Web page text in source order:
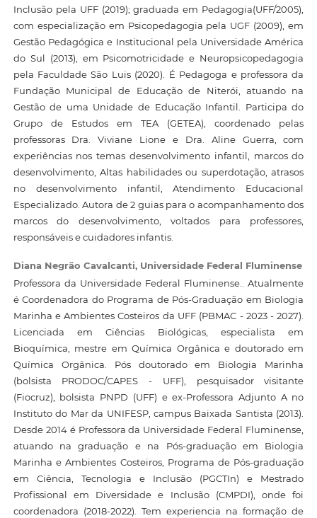
Inclusão pela UFF (2019); graduada em Pedagogia(UFF/2005),
com especialização em Psicopedagogia pela UGF (2009), em
Gestão Pedagógica e Institucional pela Universidade América
do Sul (2013), em Psicomotricidade e Neuropsicopedagogia
pela Faculdade São Luis (2020). É Pedagoga e professora da
Fundação Municipal de Educação de Niterói, atuando na
Gestão de uma Unidade de Educação Infantil. Participa do
Grupo de Estudos em TEA (GETEA), coordenado pelas
professoras Dra. Viviane Lione e Dra. Aline Guerra, com
experiências nos temas desenvolvimento infantil, marcos do
desenvolvimento, Altas habilidades ou superdotação, atrasos
no desenvolvimento infantil, Atendimento Educacional
Especializado. Autora de 2 guias para o acompanhamento dos
marcos do desenvolvimento, voltados para professores,
responsáveis e cuidadores infantis.
Diana Negrão Cavalcanti, Universidade Federal Fluminense
Professora da Universidade Federal Fluminense.. Atualmente
é Coordenadora do Programa de Pós-Graduação em Biologia
Marinha e Ambientes Costeiros da UFF (PBMAC - 2023 - 2027).
Licenciada em Ciências Biológicas, especialista em
Bioquímica, mestre em Química Orgânica e doutorado em
Química Orgânica. Pós doutorado em Biologia Marinha
(bolsista PRODOC/CAPES - UFF), pesquisador visitante
(Fiocruz), bolsista PNPD (UFF) e ex-Professora Adjunto A no
Instituto do Mar da UNIFESP, campus Baixada Santista (2013).
Desde 2014 é Professora da Universidade Federal Fluminense,
atuando na graduação e na Pós-graduação em Biologia
Marinha e Ambientes Costeiros, Programa de Pós-graduação
em Ciência, Tecnologia e Inclusão (PGCTIn) e Mestrado
Profissional em Diversidade e Inclusão (CMPDI), onde foi
coordenadora (2018-2022). Tem experiencia na formação de